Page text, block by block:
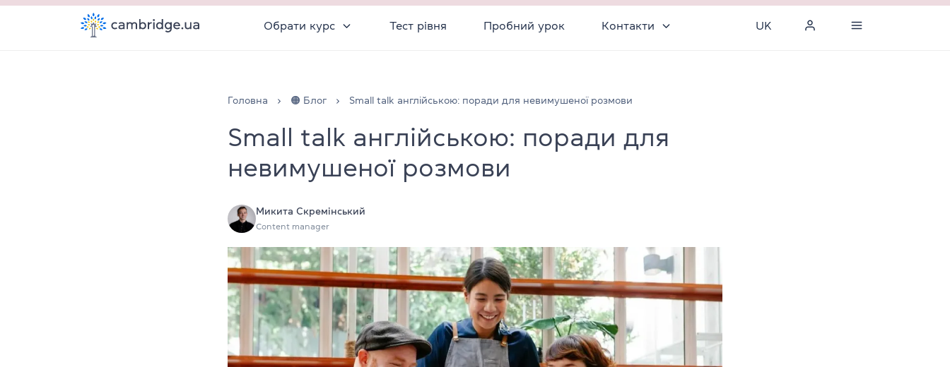
Обрати курс Тест рівня Пробний урок Контакти UK
Головна 🟠 Блог Small talk англійською: поради для невимушеної розмови
Small talk англійською: поради для
невимушеної розмови
Микита Скремінський
Content manager